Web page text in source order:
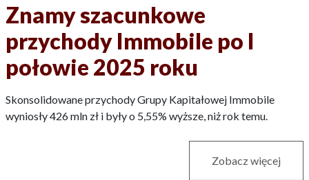
Znamy szacunkowe
przychody Immobile po I
połowie 2025 roku
Skonsolidowane przychody Grupy Kapitałowej Immobile
wyniosły 426 mln zł i były o 5,55% wyższe, niż rok temu.
Zobacz więcej